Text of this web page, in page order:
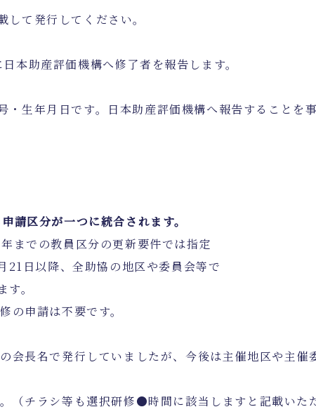
て発行してください。
本助産評価機構へ修了者を報告します。
・生年月日です。日本助産評価機構へ報告することを
請区分が一つに統合されます。
までの教員区分の更新要件では指定
日以降、全助協の地区や委員会等で
す。
の申請は不要です。
会長名で発行していましたが、今後は主催地区や主催
（チラシ等も選択研修●時間に該当しますと記載いた